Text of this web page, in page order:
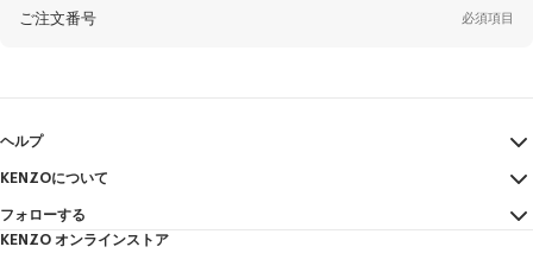
姓* 必須項目
ご注文番号 必須項目
ヘルプ
マイアカウント
サイズガイド
FAQ
KENZOについて
利用規約
フォローする
KENZO オンラインストア